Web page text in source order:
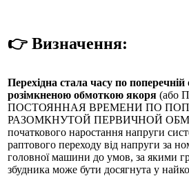
👉 Визначення:
Перехідна стала часу по поперечній
розімкненою обмоткою якоря (або
ПОСТОЯННАЯ ВРЕМЕНИ ПО
РАЗОМКНУТОЙ ПЕРВИЧНОЙ
початкового наростання напруги
раптового переходу від напруги за
головної машини до умов, за якими
збудника може бути досягнута у